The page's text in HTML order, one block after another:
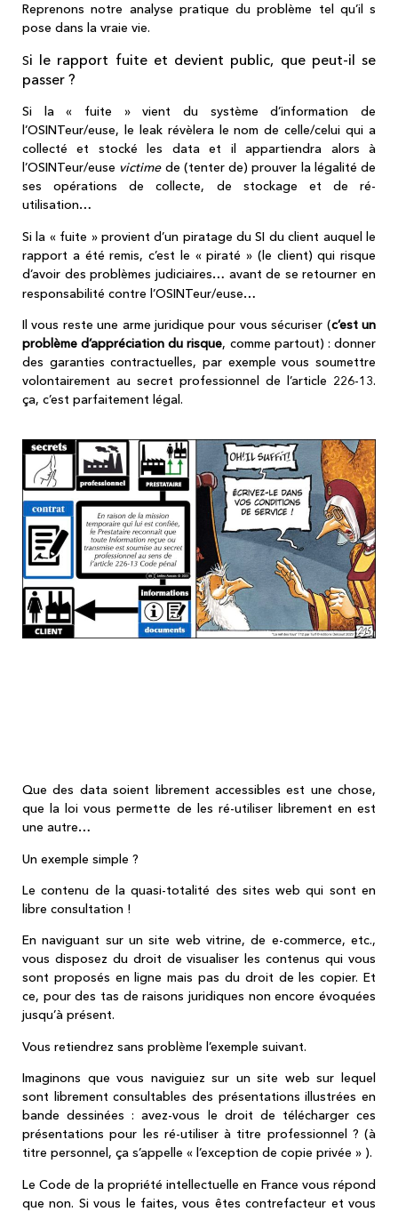
Reprenons notre analyse pratique du problème tel qu’il s
pose dans la vraie vie.
Si le rapport fuite et devient public, que peut-il se
passer ?
Si la « fuite » vient du système d’information de
l’OSINTeur/euse, le leak révèlera le nom de celle/celui qui a
collecté et stocké les data et il appartiendra alors à
l’OSINTeur/euse victimede (tenter de) prouver la légalité de
ses opérations de collecte, de stockage et de ré-
utilisation…
Si la « fuite » provient d’un piratage du SI du client auquel le
rapport a été remis, c’est le « piraté » (le client) qui risque
d’avoir des problèmes judiciaires… avant de se retourner en
responsabilité contre l’OSINTeur/euse…
Il vous reste une arme juridique pour vous sécuriser (c’est un
problème d’appréciation du risque, comme partout) : donner
des garanties contractuelles, par exemple vous soumettre
volontairement au secret professionnel de l’article 226-13.
ça, c’est parfaitement légal.
Que des data soient librement accessibles est une chose,
que la loi vous permette de les ré-utiliser librement en est
une autre…
Un exemple simple ?
Le contenu de la quasi-totalité des sites web qui sont en
libre consultation !
En naviguant sur un site web vitrine, de e-commerce, etc.,
vous disposez du droit de visualiser les contenus qui vous
sont proposés en ligne mais pas du droit de les copier. Et
ce, pour des tas de raisons juridiques non encore évoquées
jusqu’à présent.
Vous retiendrez sans problème l’exemple suivant.
Imaginons que vous naviguiez sur un site web sur lequel
sont librement consultables des présentations illustrées en
bande dessinées : avez-vous le droit de télécharger ces
présentations pour les ré-utiliser à titre professionnel ? (à
titre personnel, ça s’appelle « l’exception de copie privée » ).
Le Code de la propriété intellectuelle en France vous répond
que non. Si vous le faites, vous êtes contrefacteur et vous